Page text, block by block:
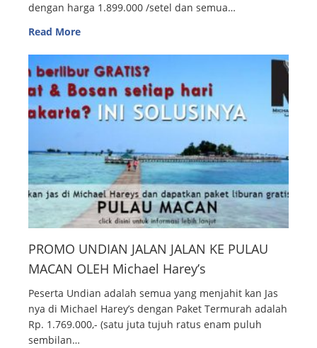
dengan harga 1.899.000 /setel dan semua…
Read More
PROMO UNDIAN JALAN JALAN KE PULAU
MACAN OLEH Michael Harey’s
Peserta Undian adalah semua yang menjahit kan Jas
nya di Michael Harey’s dengan Paket Termurah adalah
Rp. 1.769.000,- (satu juta tujuh ratus enam puluh
sembilan…